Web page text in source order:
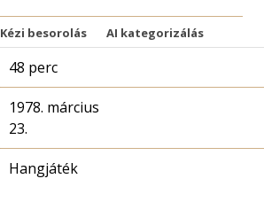
Kézi besorolás AI kategorizálás
48 perc
1978. március
23.
Hangjáték